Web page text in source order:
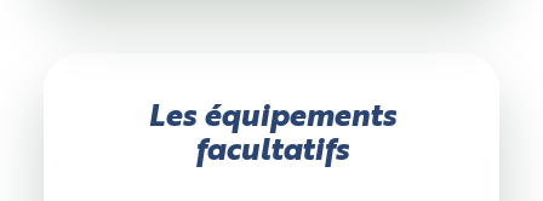
Les équipements
facultatifs